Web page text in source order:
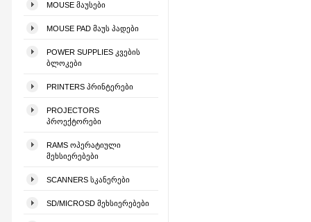
MOUSE ᲛᲐᲣᲡᲔᲑᲘ
MOUSE PAD ᲛᲐᲣᲡ ᲞᲐᲓᲔᲑᲘ
POWER SUPPLIES ᲙᲕᲔᲑᲘᲡ
ᲑᲚᲝᲙᲔᲑᲘ
PRINTERS ᲞᲠᲘᲜᲢᲔᲠᲔᲑᲘ
PROJECTORS
ᲞᲠᲝᲔᲥᲢᲝᲠᲔᲑᲘ
RAMS ᲝᲞᲔᲠᲐᲢᲘᲣᲚᲘ
ᲛᲔᲮᲡᲘᲔᲠᲔᲑᲔᲑᲘ
SCANNERS ᲡᲙᲐᲜᲔᲠᲔᲑᲘ
SD/MICROSD ᲛᲔᲮᲡᲘᲔᲠᲔᲑᲔᲑᲘ